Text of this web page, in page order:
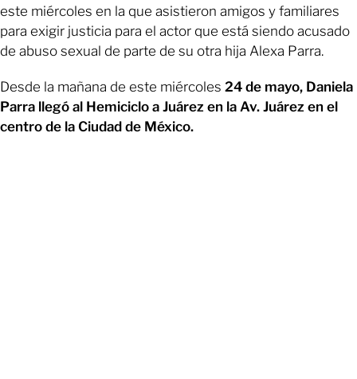
este miércoles en la que asistieron amigos y familiares
para exigir justicia para el actor que está siendo acusado
de abuso sexual de parte de su otra hija Alexa Parra.
Desde la mañana de este miércoles 24 de mayo, Daniela
Parra llegó al Hemiciclo a Juárez en la Av. Juárez en el
centro de la Ciudad de México.